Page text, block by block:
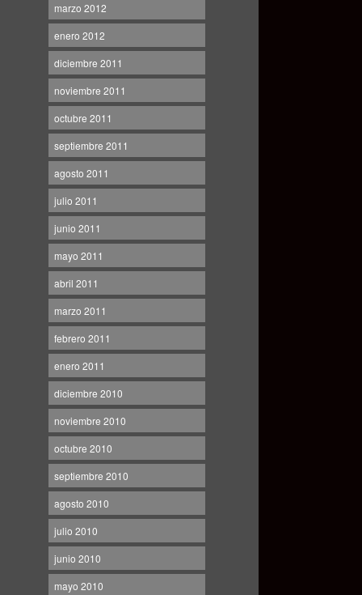
marzo 2012
enero 2012
diciembre 2011
noviembre 2011
octubre 2011
septiembre 2011
agosto 2011
julio 2011
junio 2011
mayo 2011
abril 2011
marzo 2011
febrero 2011
enero 2011
diciembre 2010
noviembre 2010
octubre 2010
septiembre 2010
agosto 2010
julio 2010
junio 2010
mayo 2010